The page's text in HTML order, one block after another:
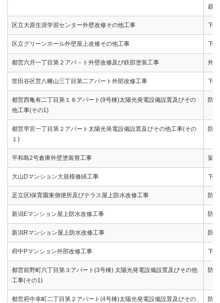
超
区立大原生涯学習センター外壁改修その他工事 下
区立グリーンホール外壁屋上改修その他工事 下地
都営六月一丁目第２アパ－ト外壁改修及び鉄部塗装工事 外
世田谷区営八幡山三丁目第二アパート外部改修工事 下
都営西亀有二丁目第１８アパート(9号棟)太陽光発電設備設置及びその
他工事(その1)
防
都営早宮一丁目第２アパート太陽光発電設備設置及びその他工事(その
１)
防
平和島2号倉庫外壁塗装替工事 架
大山Dマンション大規模修繕工事 下
足立区I保育園東側便所及びテラス屋上防水改修工事 防
新潟Eマンション屋上防水改修工事 防
新潟Rマンション屋上防水改修工事 防
府中Pマンション外部改修工事 下
都営前野町六丁目第３アパート(3号棟) 太陽光発電設備設置及びその他
工事(その1)
防
都営府中幸町二丁目第２アパート(4号棟)太陽光発電設備設置及びその
防